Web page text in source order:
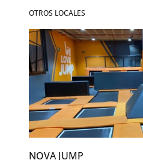
OTROS LOCALES
NOVA JUMP